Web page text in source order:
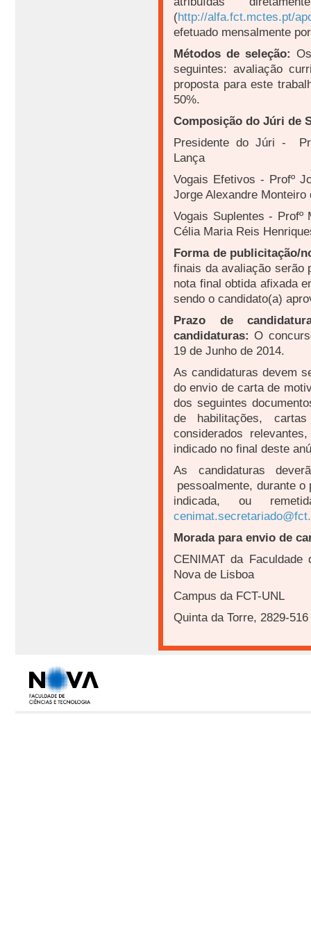
(http://alfa.fct.mctes.pt/
efetuado mensalmente
Métodos de seleção:
seguintes: avaliação
proposta para este
50%.
Composição do Júri de
Presidente do Júri -
Lança
Vogais Efetivos - Profº
Jorge Alexandre
Vogais Suplentes - Profº
Célia Maria Reis
Forma de publicitação/
finais da avaliação serão
nota final obtida afixada
sendo o candidato(a)
Prazo de
candidaturas: O
19 de Junho de 2014.
As candidaturas devem
do envio de carta de
dos seguintes
de habilitações,
considerados
indicado no final deste
As candidaturas
pessoalmente, durante
indicada, ou
Morada para envio de
CENIMAT da Faculdade
Nova de Lisboa
Campus da FCT-UNL
Quinta da Torre, 2829-